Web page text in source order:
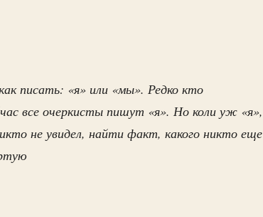
писать: «я» или «мы». Редко кто
все очеркисты пишут «я». Но коли уж «я»,
не увидел, найти факт, какого никто еще